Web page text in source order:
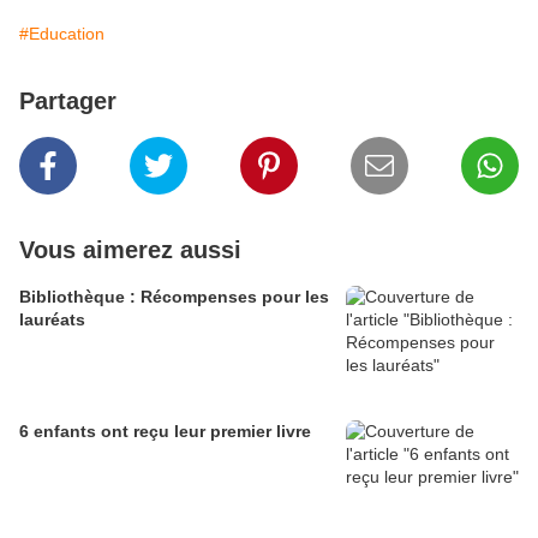
#Education
Partager
Vous aimerez aussi
Bibliothèque : Récompenses pour les
lauréats
6 enfants ont reçu leur premier livre